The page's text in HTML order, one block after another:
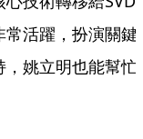
活躍，扮演關鍵
姚立明也能幫忙